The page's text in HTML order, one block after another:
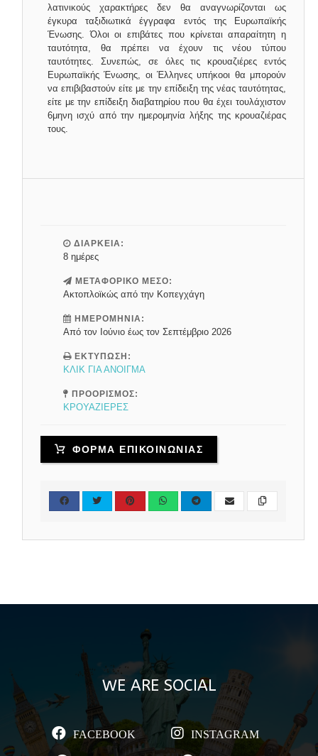
λατινικούς χαρακτήρες δεν θα αναγνωρίζονται ως
έγκυρα ταξιδιωτικά έγγραφα εντός της Ευρωπαϊκής
Ένωσης. Όλοι οι επιβάτες που κρίνεται απαραίτητη η
ταυτότητα, θα πρέπει να έχουν τις νέου τύπου
ταυτότητες. Συνεπώς, σε όλες τις κρουαζιέρες εντός
Ευρωπαϊκής Ένωσης, οι Έλληνες υπήκοοι θα μπορούν
να επιβιβαστούν είτε με την επίδειξη της νέας ταυτότητας,
είτε με την επίδειξη διαβατηρίου που θα έχει τουλάχιστον
6μηνη ισχύ από την ημερομηνία λήξης της κρουαζιέρας
τους.
ΔΙΑΡΚΕΙΑ:
8 ημέρες
ΜΕΤΑΦΟΡΙΚΟ ΜΕΣΟ:
Ακτοπλοϊκώς από την Κοπεγχάγη
ΗΜΕΡΟΜΗΝΙΑ:
Από τον Ιούνιο έως τον Σεπτέμβριο 2026
ΕΚΤΥΠΩΣΗ:
ΚΛΙΚ ΓΙΑ ΑΝΟΙΓΜΑ
ΠΡΟΟΡΙΣΜΟΣ:
ΚΡΟΥΑΖΙΕΡΕΣ
ΦΟΡΜΑ ΕΠΙΚΟΙΝΩΝΙΑΣ
WE ARE SOCIAL
FACEBOOK INSTAGRAM